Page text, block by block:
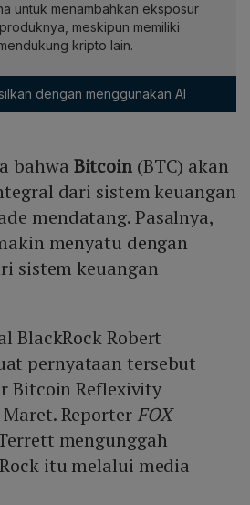
untuk menambahkan eksposur
meskipun memiliki
kripto lain.
dengan menggunakan AI
bahwa Bitcoin(BTC) akan
dari sistem keuangan
mendatang. Pasalnya,
menyatu dengan
sistem keuangan
BlackRock Robert
pernyataan tersebut
Bitcoin Reflexivity
Reporter FOX
mengunggah
itu melalui media